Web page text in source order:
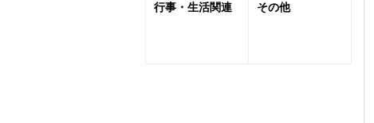
行事・生活関連 その他